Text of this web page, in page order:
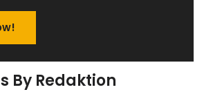
By Redaktion